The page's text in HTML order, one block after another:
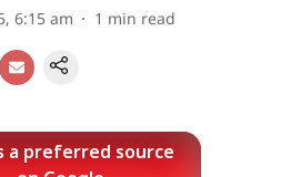
6:15 am 1 min read
a preferred source